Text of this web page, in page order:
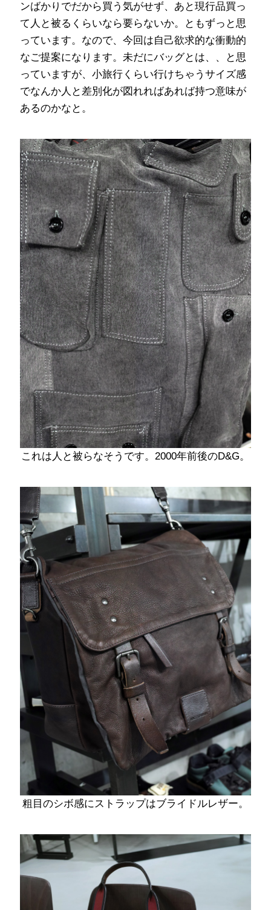
ンばかりでだから買う気がせず、あと現行品買っ
て人と被るくらいなら要らないか。ともずっと思
っています。なので、今回は自己欲求的な衝動的
なご提案になります。未だにバッグとは、、と思
っていますが、小旅行くらい行けちゃうサイズ感
でなんか人と差別化が図れればあれば持つ意味が
あるのかなと。
これは人と被らなそうです。2000年前後のD&G。
粗目のシボ感にストラップはブライドルレザー。